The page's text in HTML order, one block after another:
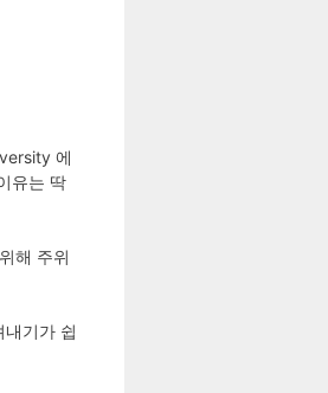
에
유는 딱
해 주위
기가 쉽